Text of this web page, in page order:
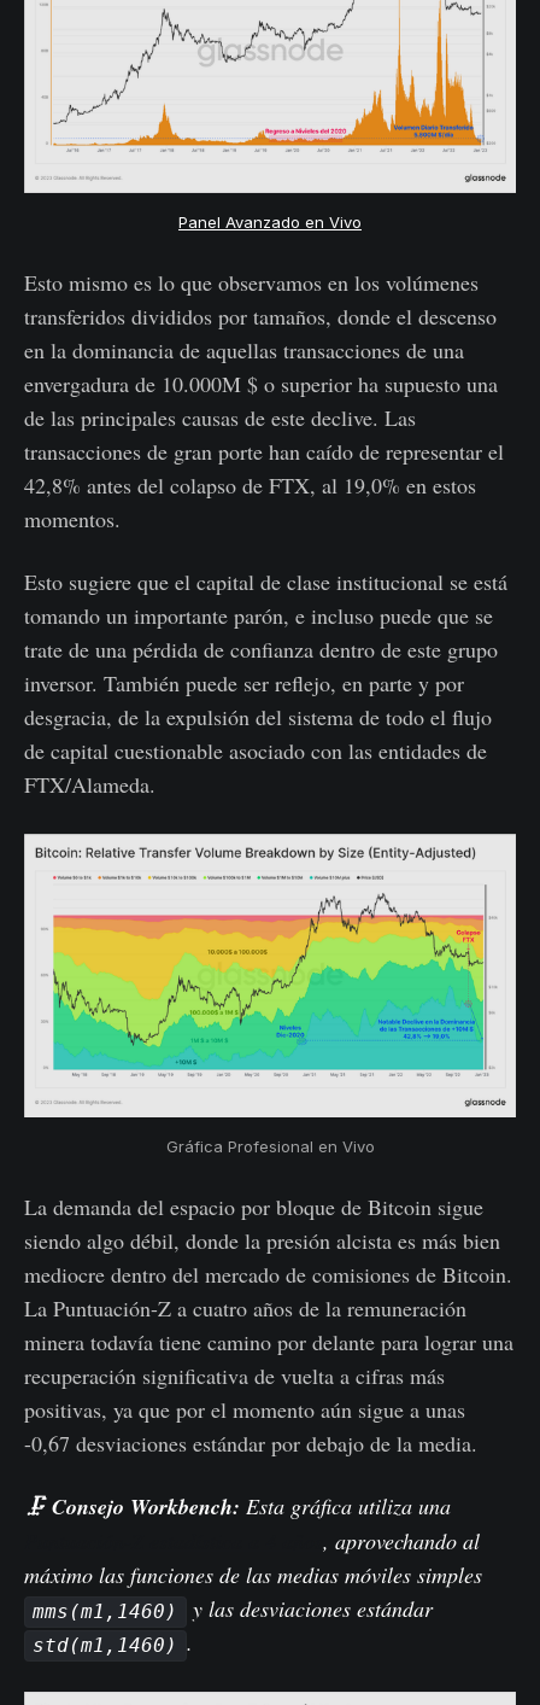
Panel Avanzado en Vivo
Esto mismo es lo que observamos en los volúmenes
transferidos divididos por tamaños, donde el descenso
en la dominancia de aquellas transacciones de una
envergadura de 10.000M $ o superior ha supuesto una
de las principales causas de este declive. Las
transacciones de gran porte han caído de representar el
42,8% antes del colapso de FTX, al 19,0% en estos
momentos.
Esto sugiere que el capital de clase institucional se está
tomando un importante parón, e incluso puede que se
trate de una pérdida de confianza dentro de este grupo
inversor. También puede ser reflejo, en parte y por
desgracia, de la expulsión del sistema de todo el flujo
de capital cuestionable asociado con las entidades de
FTX/Alameda.
Gráfica Profesional en Vivo
La demanda del espacio por bloque de Bitcoin sigue
siendo algo débil, donde la presión alcista es más bien
mediocre dentro del mercado de comisiones de Bitcoin.
La Puntuación-Z a cuatro años de la remuneración
minera todavía tiene camino por delante para lograr una
recuperación significativa de vuelta a cifras más
positivas, ya que por el momento aún sigue a unas
-0,67 desviaciones estándar por debajo de la media.
🗜️Consejo Workbench: Esta gráfica utiliza una
, aprovechando al
máximo las funciones de las medias móviles simples
mms(m1,1460) y las desviaciones estándar
std(m1,1460) .